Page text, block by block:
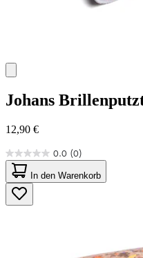
Johans
12,90 €
0.0 (0)
0.0
von
5
Sternen.
In den Warenkorb